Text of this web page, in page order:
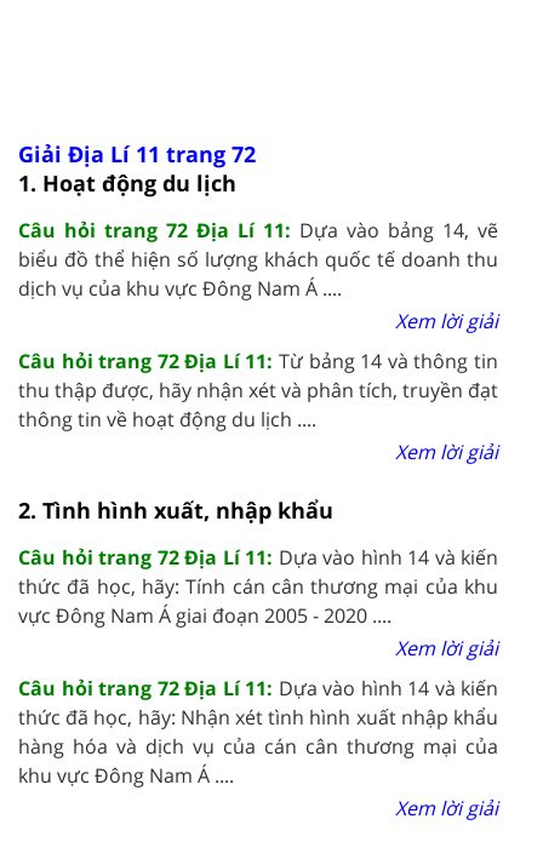
Giải Địa Lí 11 trang 72
1. Hoạt động du lịch
Câu hỏi trang 72 Địa Lí 11: Dựa vào bảng 14, vẽ
biểu đồ thể hiện số lượng khách quốc tế doanh thu
dịch vụ của khu vực Đông Nam Á ....
Xem lời giải
Câu hỏi trang 72 Địa Lí 11:Từ bảng 14 và thông tin
thu thập được, hãy nhận xét và phân tích, truyền đạt
thông tin về hoạt động du lịch ....
Xem lời giải
2. Tình hình xuất, nhập khẩu
Câu hỏi trang 72 Địa Lí 11: Dựa vào hình 14 và kiến
thức đã học, hãy: Tính cán cân thương mại của khu
vực Đông Nam Á giai đoạn 2005 - 2020 ....
Xem lời giải
Câu hỏi trang 72 Địa Lí 11: Dựa vào hình 14 và kiến
thức đã học, hãy: Nhận xét tình hình xuất nhập khẩu
hàng hóa và dịch vụ của cán cân thương mại của
khu vực Đông Nam Á ....
Xem lời giải